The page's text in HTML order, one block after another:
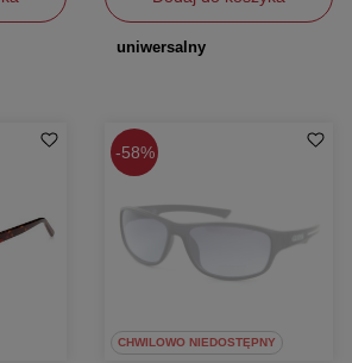
uniwersalny
58%
CHWILOWO NIEDOSTĘPNY